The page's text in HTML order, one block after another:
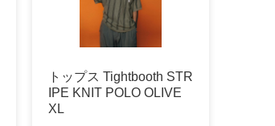
トップス Tightbooth STR
IPE KNIT POLO OLIVE
XL